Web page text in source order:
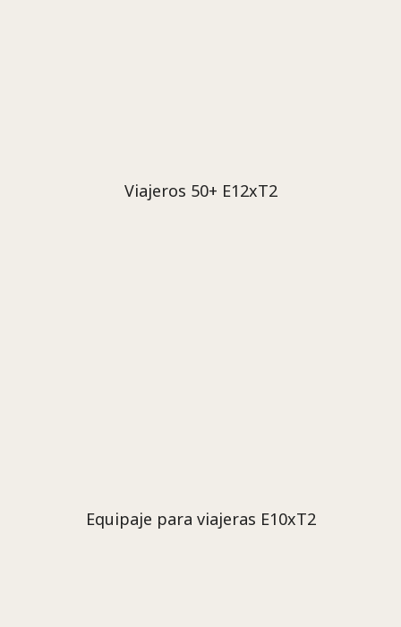
Viajeros 50+ E12xT2
Equipaje para viajeras E10xT2